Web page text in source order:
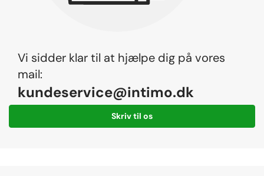
Vi sidder klar til at hjælpe dig på vores
mail:
kundeservice@intimo.dk
Skriv til os